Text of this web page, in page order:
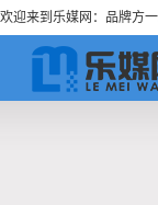
欢迎来到乐媒网：品牌方